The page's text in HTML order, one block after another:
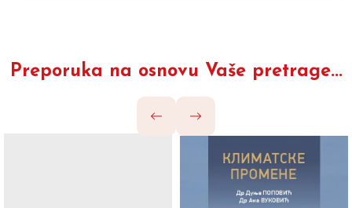
Preporuka na osnovu Vaše pretrage...